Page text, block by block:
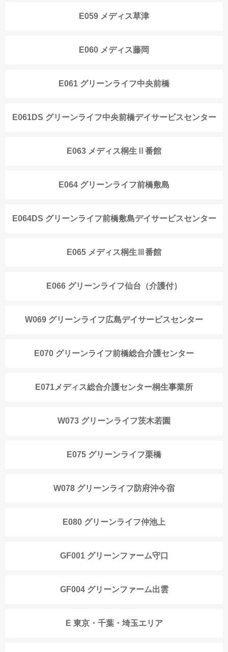
E059 メディス草津
E060 メディス藤岡
E061 グリーンライフ中央前橋
E061DS グリーンライフ中央前橋デイサービスセンター
E063 メディス桐生Ⅱ番館
E064 グリーンライフ前橋敷島
E064DS グリーンライフ前橋敷島デイサービスセンター
E065 メディス桐生Ⅲ番館
E066 グリーンライフ仙台（介護付）
W069 グリーンライフ広島デイサービスセンター
E070 グリーンライフ前橋総合介護センター
E071メディス総合介護センター桐生事業所
W073 グリーンライフ茨木若園
E075 グリーンライフ栗橋
W078 グリーンライフ防府沖今宿
E080 グリーンライフ仲池上
GF001 グリーンファーム守口
GF004 グリーンファーム出雲
E 東京・千葉・埼玉エリア